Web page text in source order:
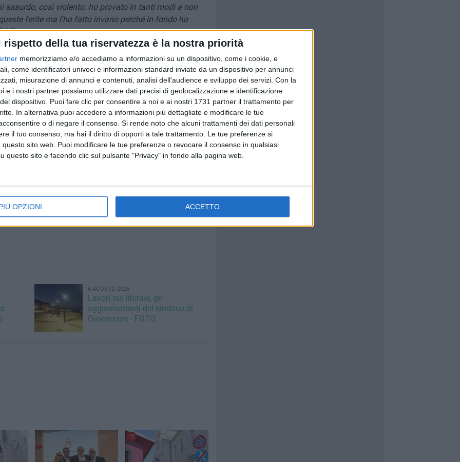
rispetto della tua riservatezza è la nostra priorità
memorizziamo e/o accediamo a informazioni su un dispositivo, come i cookie, e
come identificatori univoci e informazioni standard inviate da un dispositivo per annunci
misurazione di annunci e contenuti, analisi dell'audience e sviluppo dei servizi. Con la
e i nostri partner possiamo utilizzare dati precisi di geolocalizzazione e identificazione
dispositivo. Puoi fare clic per consentire a noi e ai nostri 1731 partner il trattamento per
In alternativa puoi accedere a informazioni più dettagliate e modificare le tue
o di negare il consenso. Si rende noto che alcuni trattamenti dei dati personali
il tuo consenso, ma hai il diritto di opporti a tale trattamento. Le tue preferenze si
sito web. Puoi modificare le tue preferenze o revocare il consenso in qualsiasi
questo sito e facendo clic sul pulsante "Privacy" in fondo alla pagina web.
OPZIONI ACCETTO
assurdo, così violento: ho provato in tanti modi a non
ferite ma l'ho fatto invano perché in fondo ho
il suo ritmo e quando questo cuore tornerà a
come quando c'eri tu, mio punto di riferimento, UNICO e
lassù, chetraccia una strada nel cielo. Indicami la
spensierato come prima.
allora spero che tu mi assista e chesia orgoglioso
quelle parole che
CHE SI TRASMETTONO COL CUORE!!!
tu sia, TI AMO».
6 AGOSTO 2026
Lavori sul litorale, gli
aggiornamenti del sindaco di
Giovinazzo - FOTO
12